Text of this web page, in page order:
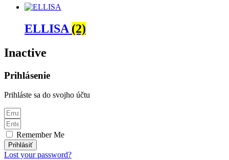
ELLISA (2)
Inactive
Prihlásenie
Prihláste sa do svojho účtu
Remember Me
Prihlásiť
Lost your password?